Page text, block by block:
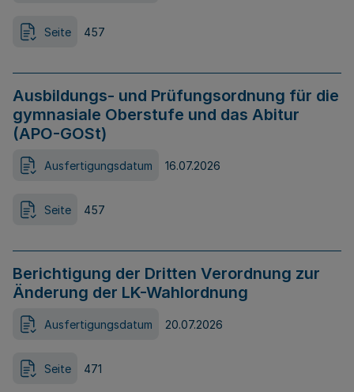
Seite 457
Ausbildungs- und Prüfungsordnung für die
gymnasiale Oberstufe und das Abitur
(APO-GOSt)
Ausfertigungsdatum 16.07.2026
Seite 457
Berichtigung der Dritten Verordnung zur
Änderung der LK-Wahlordnung
Ausfertigungsdatum 20.07.2026
Seite 471